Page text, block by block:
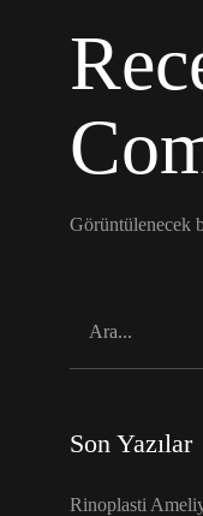
Görüntülenecek
Son Yazılar
Rinoplasti